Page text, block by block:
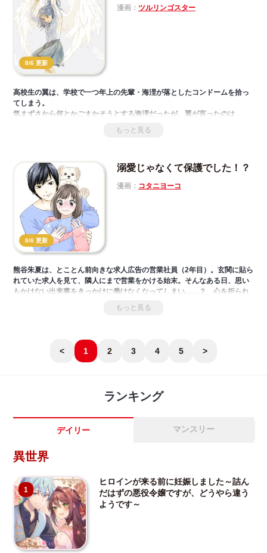
8/6 更新
漫画： ツルリンゴスター
高校生の翼は、学校で一つ年上の先輩・海浬が落としたコンドームを拾っ
てしまう。
気まずさから何とかごまかそうとする海浬だったが、翼が言ったのは
正反対なふたりと、それを見守る大人たちの、NOをめぐる物語。
もっと見る
8/6 更新
溺愛じゃなくて保護でした！？
漫画： コタニヨーコ
熊谷朱夏は、とことん前向きな求人広告の営業社員（2年目）。玄関に貼ら
れていた求人を見て、隣人にまで営業をかける始末。そんなある日、思い
もかけない出来事をきっかけに働けなくなってしまい……？ 心を折られ
た女子に訪れた、最高限度の「保護」ライフが始まる！
もっと見る
< 1 2 3 4 5 >
ランキング
デイリー マンスリー
異世界
1
ヒロインが来る前に妊娠しました～詰ん
だはずの悪役令嬢ですが、どうやら違う
ようです～